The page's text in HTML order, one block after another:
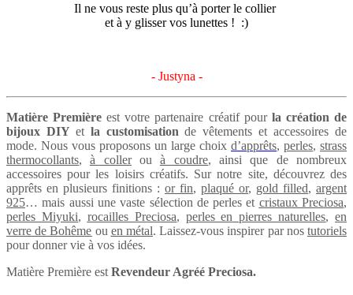
Il ne vous reste plus qu’à porter le collier
et à y glisser vos lunettes ! :)
- Justyna -
Matière Première est votre partenaire créatif pourla création de
bijoux DIY etla customisation de vêtements et accessoires de
mode. Nous vous proposons un large choix d’apprêts, perles, strass
thermocollants,à collerouà coudre, ainsi que de nombreux
accessoires pour les loisirs créatifs. Sur notre site, découvrez des
apprêts en plusieurs finitions : or fin, plaqué or, gold filled, argent
925… mais aussi une vaste sélection de perles et cristaux Preciosa,
perles Miyuki, rocailles Preciosa, perles en pierres naturelles, en
verre de Bohême ou en métal. Laissez-vous inspirer par nostutoriels
pour donner vie à vos idées.
Matière Première est Revendeur Agréé Preciosa.